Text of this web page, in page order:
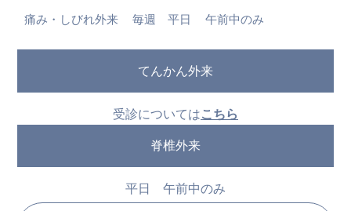
痛み・しびれ外来 毎週 平日 午前中のみ
てんかん外来
受診についてはこちら
脊椎外来
平日 午前中のみ